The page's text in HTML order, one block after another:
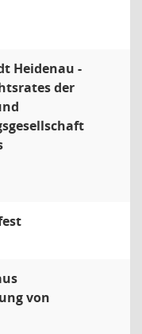
Heidenau -
der
von